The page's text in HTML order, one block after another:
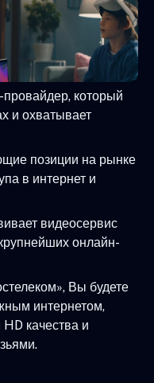
провайдер, который
и охватывает
позиции на рынке
в интернет и
видеосервис
онлайн-
Вы будете
интернетом,
качества и